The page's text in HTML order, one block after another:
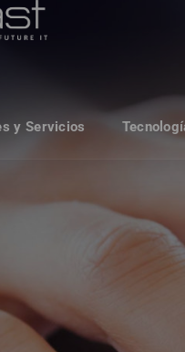
y Servicios